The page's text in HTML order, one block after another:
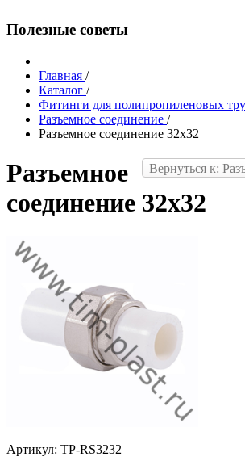
Полезные советы
Главная /
Каталог /
Фитинги для полипропиленовых
Разъемное соединение /
Разъемное соединение 32х32
Вернуться к:
Разъемное
соединение 32х32
Артикул: TP-RS3232